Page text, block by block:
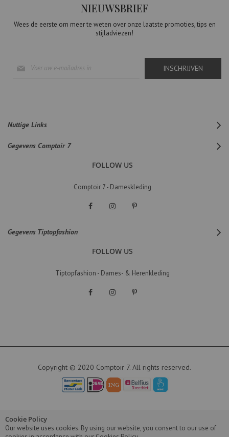
NIEUWSBRIEF
Wees de eerste om meer te weten over onze laatste promoties, tips en
stijladviezen!
u
INSCHRIJVEN
Nuttige Links
Gegevens Comptoir 7
FOLLOW US
Comptoir 7 - Dameskleding
Gegevens Tiptopfashion
FOLLOW US
Tiptopfashion - Dames- & Herenkleding
Copyright © 2020 Comptoir 7. All rights reserved.
Cookie Policy
Our website uses cookies. By using our website, you consent to our use of